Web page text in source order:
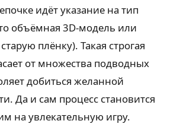
идёт указание на тип
объёмная 3D-модель или
плёнку). Такая строгая
от множества подводных
добиться желанной
Да и сам процесс становится
на увлекательную игру.